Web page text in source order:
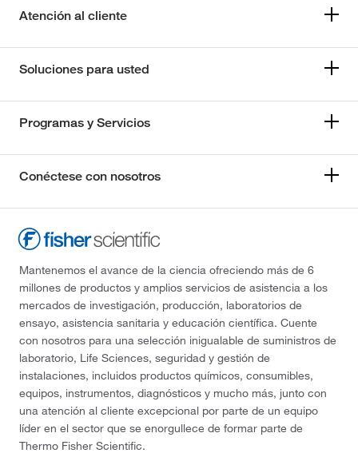
Atención al cliente
Soluciones para usted
Programas y Servicios
Conéctese con nosotros
Mantenemos el avance de la ciencia ofreciendo más de 6
millones de productos y amplios servicios de asistencia a los
mercados de investigación, producción, laboratorios de
ensayo, asistencia sanitaria y educación científica. Cuente
con nosotros para una selección inigualable de suministros de
laboratorio, Life Sciences, seguridad y gestión de
instalaciones, incluidos productos químicos, consumibles,
equipos, instrumentos, diagnósticos y mucho más, junto con
una atención al cliente excepcional por parte de un equipo
líder en el sector que se enorgullece de formar parte de
Thermo Fisher Scientific.